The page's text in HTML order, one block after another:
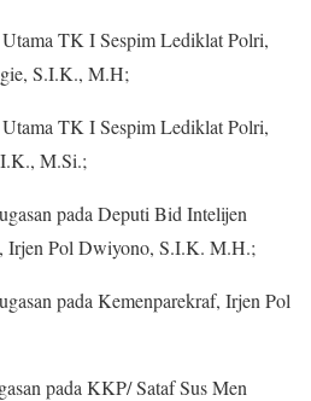
TK I Sespim Lediklat Polri,
S.I.K., M.H;
TK I Sespim Lediklat Polri,
M.Si.;
pada Deputi Bid Intelijen
Irjen Pol Dwiyono, S.I.K. M.H.;
pada Kemenparekraf, Irjen Pol
pada KKP/ Sataf Sus Men